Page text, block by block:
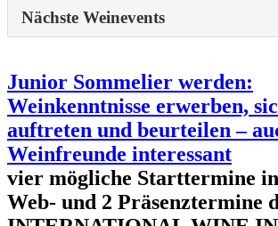
Nächste Weinevents
Junior Sommelier werden:
Weinkenntnisse erwerben,
auftreten und beurteilen –
Weinfreunde interessant
vier mögliche Starttermine
Web- und 2 Präsenztermine